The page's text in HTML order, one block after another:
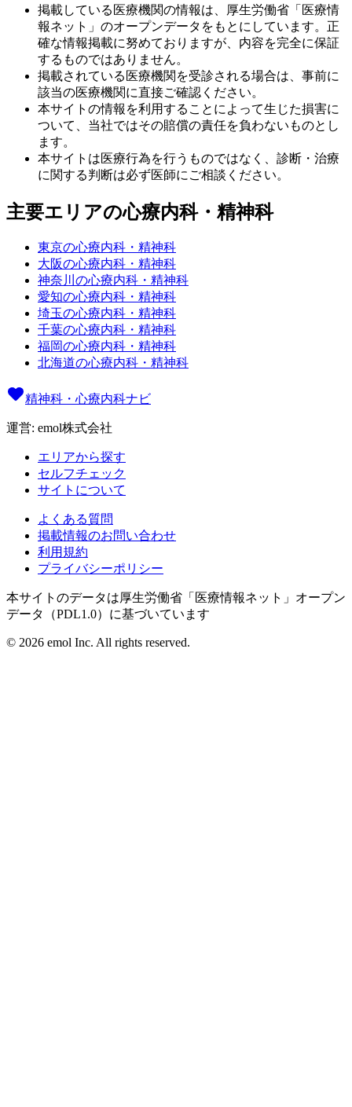
掲載している医療機関の情報は、厚生労働省「医療情
報ネット」のオープンデータをもとにしています。正
確な情報掲載に努めておりますが、内容を完全に保証
するものではありません。
掲載されている医療機関を受診される場合は、事前に
該当の医療機関に直接ご確認ください。
本サイトの情報を利用することによって生じた損害に
ついて、当社ではその賠償の責任を負わないものとし
ます。
本サイトは医療行為を行うものではなく、診断・治療
に関する判断は必ず医師にご相談ください。
主要エリアの心療内科・精神科
東京の心療内科・精神科
大阪の心療内科・精神科
神奈川の心療内科・精神科
愛知の心療内科・精神科
埼玉の心療内科・精神科
千葉の心療内科・精神科
福岡の心療内科・精神科
北海道の心療内科・精神科
精神科・心療内科ナビ
運営: emol株式会社
エリアから探す
セルフチェック
サイトについて
よくある質問
掲載情報のお問い合わせ
利用規約
プライバシーポリシー
本サイトのデータは厚生労働省「医療情報ネット」オープン
データ（PDL1.0）に基づいています
© 2026 emol Inc. All rights reserved.